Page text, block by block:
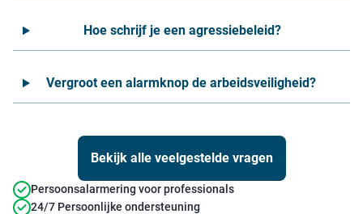
Hoe schrijf je een agressiebeleid?
Vergroot een alarmknop de arbeidsveiligheid?
Bekijk alle veelgestelde vragen
Persoonsalarmering voor professionals
24/7 Persoonlijke ondersteuning